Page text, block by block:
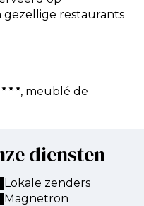
gezellige restaurants
, meublé de
diensten
Lokale zenders
Magnetron